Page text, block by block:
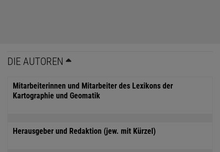
DIE AUTOREN
Mitarbeiterinnen und Mitarbeiter des Lexikons der
Kartographie und Geomatik
Herausgeber und Redaktion (jew. mit Kürzel)